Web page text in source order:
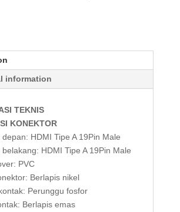
information
TEKNIS
KONEKTOR
depan: HDMI Tipe A 19Pin Male
belakang: HDMI Tipe A 19Pin Male
PVC
Berlapis nikel
Perunggu fosfor
Berlapis emas